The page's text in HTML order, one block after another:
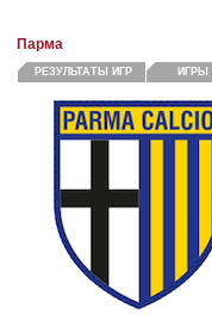
Парма
РЕЗУЛЬТАТЫ ИГР